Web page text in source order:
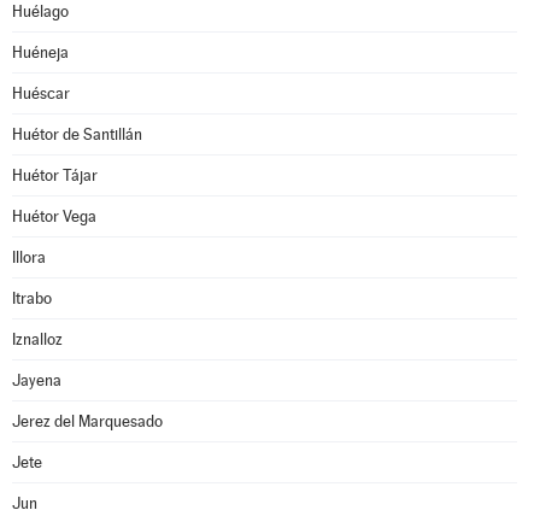
Huélago
Huéneja
Huéscar
Huétor de Santillán
Huétor Tájar
Huétor Vega
Illora
Itrabo
Iznalloz
Jayena
Jerez del Marquesado
Jete
Jun